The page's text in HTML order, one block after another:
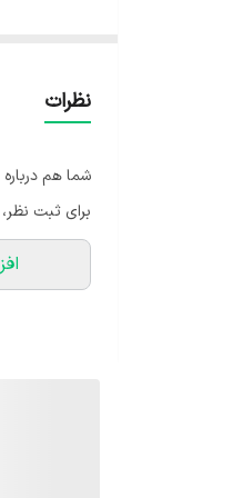
۹۰ لیتر در دقیقه
۲۸۶۰ دور در دقیقه
نظرات
شما هم
برای ثبت